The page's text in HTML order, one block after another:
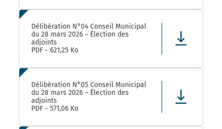
Délibération N°04 Conseil Municipal
du 28 mars 2026 – Élection des
adjoints
PDF - 621,25 Ko
Délibération N°05 Conseil Municipal
du 28 mars 2026 – Élection des
adjoints
PDF - 571,06 Ko